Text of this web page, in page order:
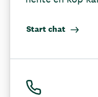
Start chat